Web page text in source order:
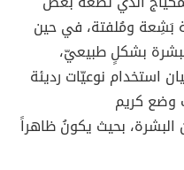
بَشِعة ومُلفتة، في حين
بشكلٍ طبيعيّ،
استخدام نوعيّات رديئة
وضع كريم
بحيث يكونُ ظاهراً